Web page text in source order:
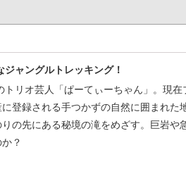
ャングルトレッキング！
リオ芸人「ぱーてぃーちゃん」。現
登録される手つかずの自然に囲まれ
の先にある秘境の滝をめざす。巨岩
？